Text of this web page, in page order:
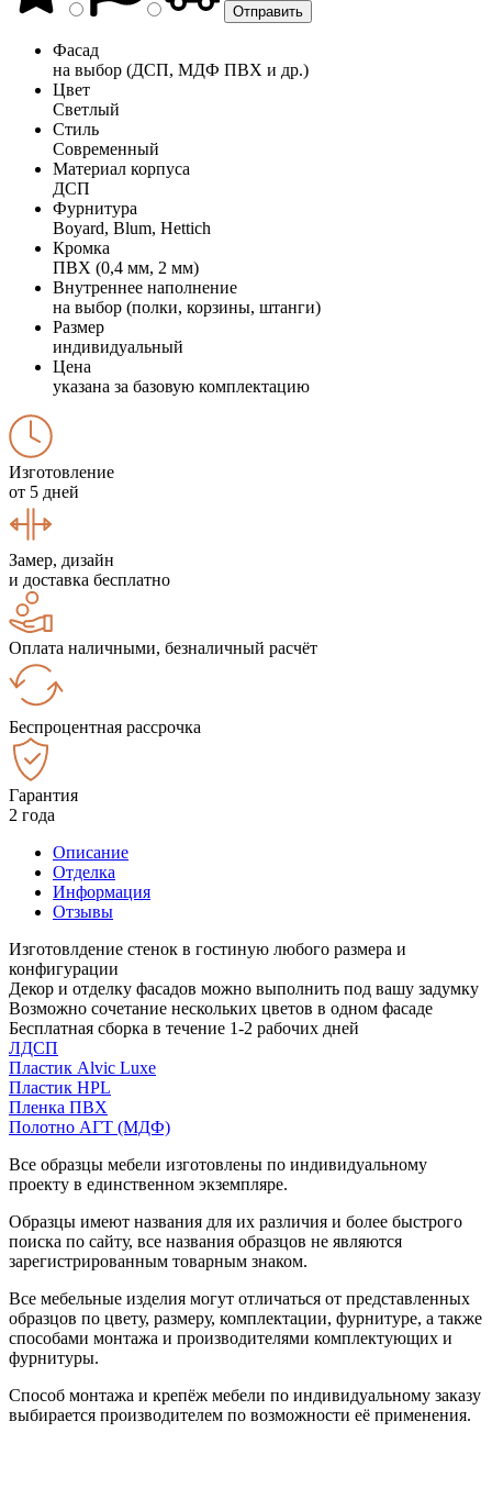
Фасад
на выбор (ДСП, МДФ ПВХ и др.)
Цвет
Светлый
Стиль
Современный
Материал корпуса
ДСП
Фурнитура
Boyard, Blum, Hettich
Кромка
ПВХ (0,4 мм, 2 мм)
Внутреннее наполнение
на выбор (полки, корзины, штанги)
Размер
индивидуальный
Цена
указана за базовую комплектацию
Изготовление
от 5 дней
Замер, дизайн
и доставка бесплатно
Оплата наличными, безналичный расчёт
Беспроцентная рассрочка
Гарантия
2 года
Описание
Отделка
Информация
Отзывы
Изготовлдение стенок в гостиную любого размера и
конфигурации
Декор и отделку фасадов можно выполнить под вашу задумку
Возможно сочетание нескольких цветов в одном фасаде
Бесплатная сборка в течение 1-2 рабочих дней
ЛДСП
Пластик Alvic Luxe
Пластик HPL
Пленка ПВХ
Полотно АГТ (МДФ)
Все образцы мебели изготовлены по индивидуальному
проекту в единственном экземпляре.
Образцы имеют названия для их различия и более быстрого
поиска по сайту, все названия образцов не являются
зарегистрированным товарным знаком.
Все мебельные изделия могут отличаться от представленных
образцов по цвету, размеру, комплектации, фурнитуре, а также
способами монтажа и производителями комплектующих и
фурнитуры.
Способ монтажа и крепёж мебели по индивидуальному заказу
выбирается производителем по возможности её применения.